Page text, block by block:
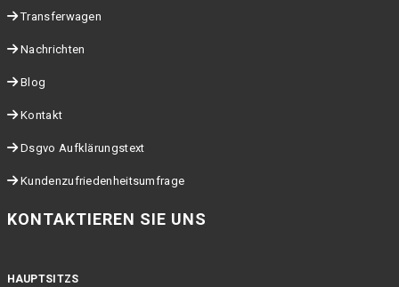
Transferwagen
Nachrichten
Blog
Kontakt
Dsgvo Aufklärungstext
Kundenzufriedenheitsumfrage
KONTAKTIEREN SIE UNS
HAUPTSITZS